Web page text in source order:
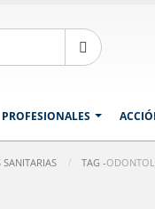
PROFESIONALES
TAG -